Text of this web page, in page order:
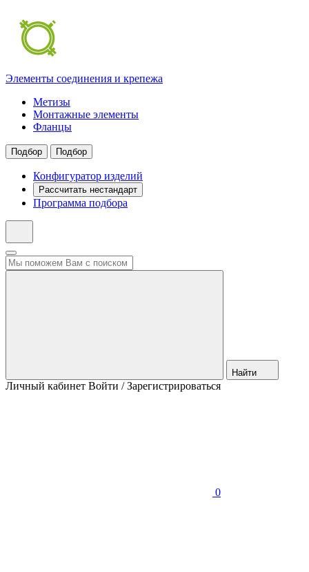
Элементы соединения и крепежа
Метизы
Монтажные элементы
Фланцы
Подбор Подбор
Конфигуратор изделий
Рассчитать нестандарт
Программа подбора
Найти
Личный кабинет Войти / Зарегистрироваться
0